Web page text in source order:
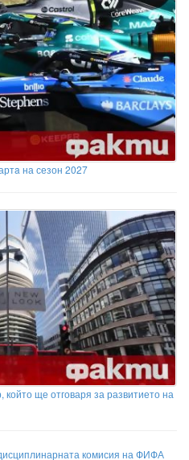
на сезон 2027
ще отговаря за развитието на
комисия на ФИФА